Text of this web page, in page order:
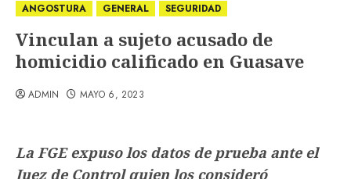
ANGOSTURA GENERAL SEGURIDAD
Vinculan a sujeto acusado de
homicidio calificado en Guasave
ADMIN MAYO 6, 2023
La FGE expuso los datos de prueba ante el
Juez de Control quien los consideró